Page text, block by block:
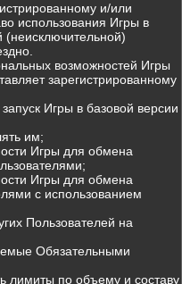
и/или
использования Игры в
(неисключительной)
возможностей Игры
зарегистрированному
запуск Игры в базовой версии
им;
Игры для обмена
Игры для обмена
с использованием
Пользователей на
Обязательными
лимиты по объему и составу